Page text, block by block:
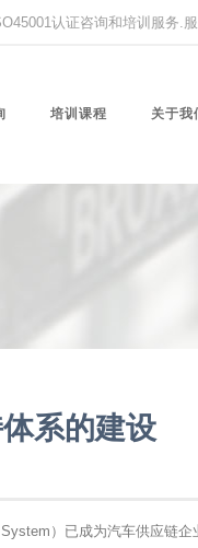
认证咨询和培训服务.
培训课程 关于我
系的建设
）已成为汽车供应链企